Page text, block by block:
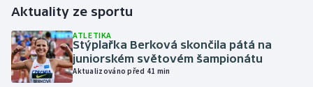
Golf
Gymnastika
Házená
Aktuality ze sportu
ATLETIKA
Stýplařka Berková skončila pátá na
juniorském světovém šampionátu
Aktualizováno před 41 min